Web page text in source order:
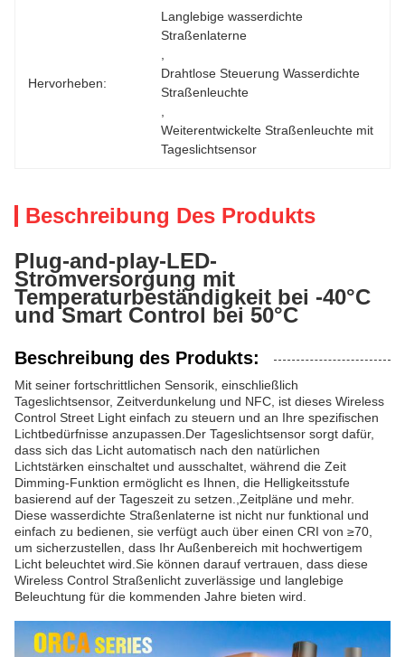
Hervorheben:
Langlebige wasserdichte
Straßenlaterne
Drahtlose Steuerung Wasserdichte
Straßenleuchte
Weiterentwickelte Straßenleuchte mit
Tageslichtsensor
Beschreibung Des Produkts
Plug-and-play-LED-
Stromversorgung mit
Temperaturbeständigkeit bei -40°C
und Smart Control bei 50°C
Beschreibung des Produkts:
Mit seiner fortschrittlichen Sensorik, einschließlich
Tageslichtsensor, Zeitverdunkelung und NFC, ist dieses Wireless
Control Street Light einfach zu steuern und an Ihre spezifischen
Lichtbedürfnisse anzupassen.Der Tageslichtsensor sorgt dafür,
dass sich das Licht automatisch nach den natürlichen
Lichtstärken einschaltet und ausschaltet, während die Zeit
Dimming-Funktion ermöglicht es Ihnen, die Helligkeitsstufe
basierend auf der Tageszeit zu setzen.,Zeitpläne und mehr.
Diese wasserdichte Straßenlaterne ist nicht nur funktional und
einfach zu bedienen, sie verfügt auch über einen CRI von ≥70,
um sicherzustellen, dass Ihr Außenbereich mit hochwertigem
Licht beleuchtet wird.Sie können darauf vertrauen, dass diese
Wireless Control Straßenlicht zuverlässige und langlebige
Beleuchtung für die kommenden Jahre bieten wird.